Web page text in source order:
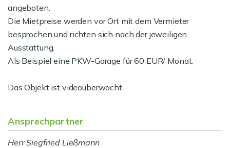
angeboten.
Die Mietpreise werden vor Ort mit dem Vermieter
besprochen und richten sich nach der jeweiligen
Ausstattung.
Als Beispiel eine PKW-Garage für 60 EUR/ Monat.
Das Objekt ist videoüberwacht.
Ansprechpartner
Herr Siegfried Ließmann